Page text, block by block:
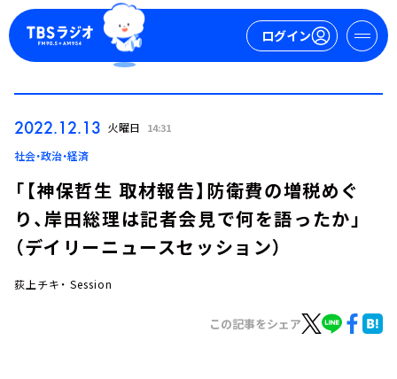
ログイン
2022.12.13 火曜日 14:31
社会・政治・経済
「【神保哲生 取材報告】防衛費の増税めぐ
り、岸田総理は記者会見で何を語ったか」
（デイリーニュースセッション）
荻上チキ・ Session
この記事をシェア